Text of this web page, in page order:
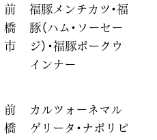
前
橋
市
福豚メンチカツ・福
豚（ハム・ソーセー
ジ）・福豚ポークウ
インナー
前
橋
カルツォーネマル
ゲリータ・ナポリピ